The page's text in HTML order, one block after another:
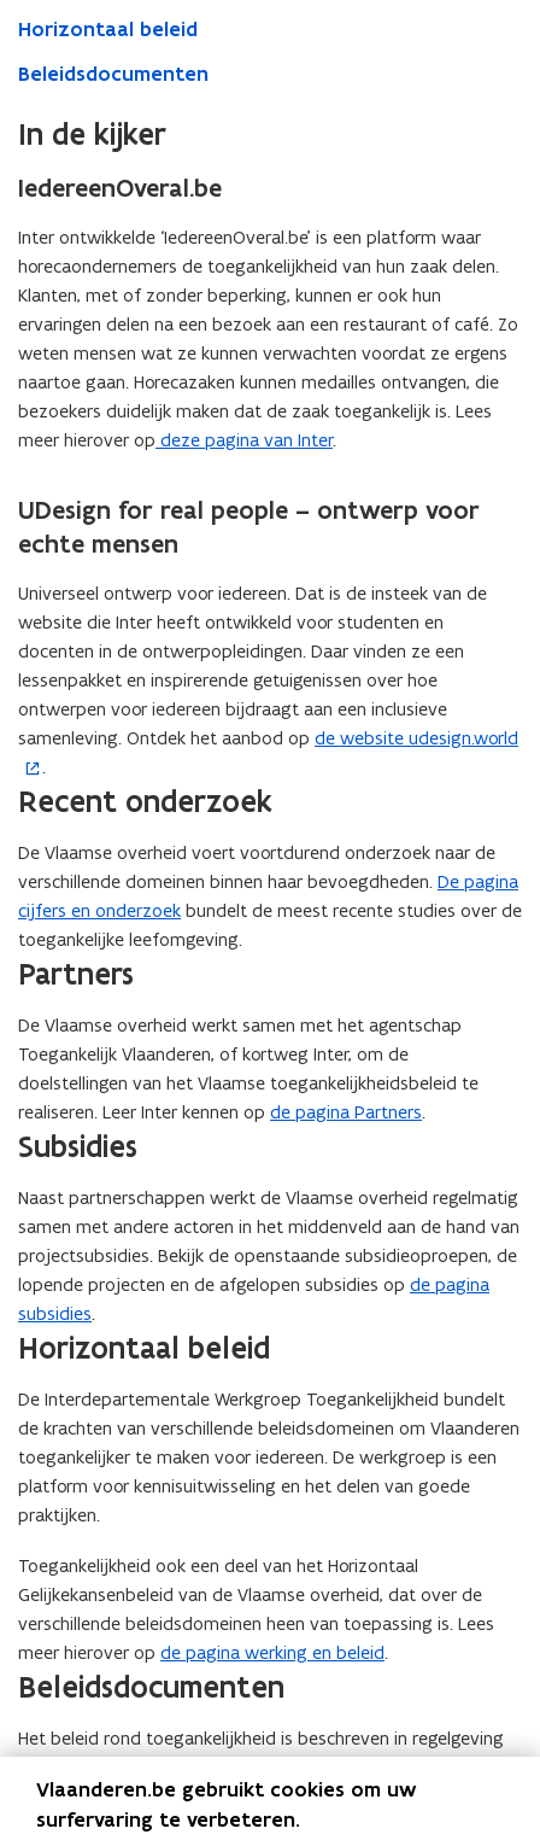
Horizontaal beleid
Beleidsdocumenten
In de kijker
IedereenOveral.be
Inter ontwikkelde ‘IedereenOveral.be’ is een platform waar
horecaondernemers de toegankelijkheid van hun zaak delen.
Klanten, met of zonder beperking, kunnen er ook hun
ervaringen delen na een bezoek aan een restaurant of café. Zo
weten mensen wat ze kunnen verwachten voordat ze ergens
naartoe gaan. Horecazaken kunnen medailles ontvangen, die
bezoekers duidelijk maken dat de zaak toegankelijk is. Lees
meer hierover op deze pagina van Inter.
UDesign for real people – ontwerp voor
echte mensen
Universeel ontwerp voor iedereen. Dat is de insteek van de
website die Inter heeft ontwikkeld voor studenten en
docenten in de ontwerpopleidingen. Daar vinden ze een
lessenpakket en inspirerende getuigenissen over hoe
ontwerpen voor iedereen bijdraagt aan een inclusieve
samenleving. Ontdek het aanbod op de website udesign.world
(
n
t
i
e
u
w
v
s
t
e
r
.
Recent onderzoek
De Vlaamse overheid voert voortdurend onderzoek naar de
verschillende domeinen binnen haar bevoegdheden. De pagina
cijfers en onderzoek bundelt de meest recente studies over de
toegankelijke leefomgeving.
Partners
De Vlaamse overheid werkt samen met het agentschap
Toegankelijk Vlaanderen, of kortweg Inter, om de
doelstellingen van het Vlaamse toegankelijkheidsbeleid te
realiseren. Leer Inter kennen op de pagina Partners.
Subsidies
Naast partnerschappen werkt de Vlaamse overheid regelmatig
samen met andere actoren in het middenveld aan de hand van
projectsubsidies. Bekijk de openstaande subsidieoproepen, de
lopende projecten en de afgelopen subsidies op de pagina
subsidies.
Horizontaal beleid
De Interdepartementale Werkgroep Toegankelijkheid bundelt
de krachten van verschillende beleidsdomeinen om Vlaanderen
toegankelijker te maken voor iedereen. De werkgroep is een
platform voor kennisuitwisseling en het delen van goede
praktijken.
Toegankelijkheid ook een deel van het Horizontaal
Gelijkekansenbeleid van de Vlaamse overheid, dat over de
verschillende beleidsdomeinen heen van toepassing is. Lees
meer hierover op de pagina werking en beleid.
Beleidsdocumenten
Het beleid rond toegankelijkheid is beschreven in regelgeving
beleidsdocumenten . De beleidsnota’s en de beleids- en
begrotingstoelichting (BBT) vind je op
Vlaanderen.be gebruikt cookies om uw
surfervaring te verbeteren.